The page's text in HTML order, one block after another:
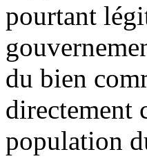
pourtant
du bien
directement
population